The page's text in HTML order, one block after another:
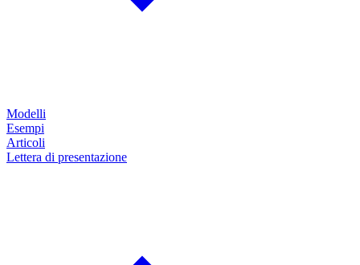
Modelli
Esempi
Articoli
Lettera di presentazione